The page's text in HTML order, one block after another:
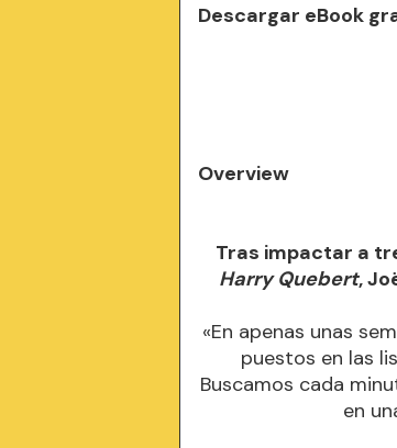
Descargar eBook
Overview
Tras impactar a
Harry Quebert,
«En apenas unas
puestos en las
Buscamos cada
en